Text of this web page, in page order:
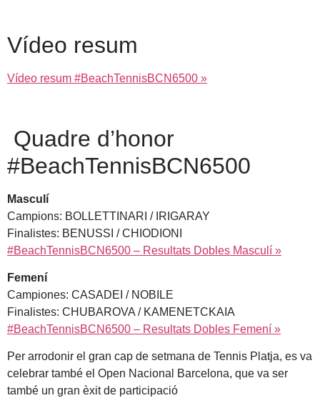
Vídeo resum
Vídeo resum #BeachTennisBCN6500 »
Quadre d’honor
#BeachTennisBCN6500
Masculí
Campions: BOLLETTINARI / IRIGARAY
Finalistes: BENUSSI / CHIODIONI
#BeachTennisBCN6500 – Resultats Dobles Masculí »
Femení
Campiones: CASADEI / NOBILE
Finalistes: CHUBAROVA / KAMENETCKAIA
#BeachTennisBCN6500 – Resultats Dobles Femení »
Per arrodonir el gran cap de setmana de Tennis Platja, es va
celebrar també el Open Nacional Barcelona, que va ser
també un gran èxit de participació